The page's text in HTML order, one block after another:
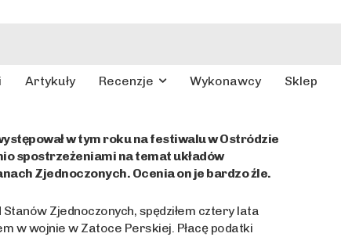
Artykuły Recenzje Wykonawcy Sklep
w tym roku na festiwalu w Ostródzie
spostrzeżeniami na temat układów
Zjednoczonych. Ocenia on je bardzo źle.
Stanów Zjednoczonych, spędziłem cztery lata
w wojnie w Zatoce Perskiej. Płacę podatki